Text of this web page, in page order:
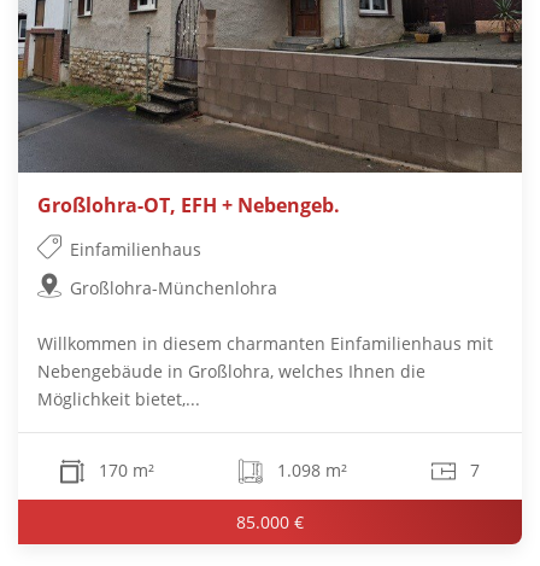
Großlohra-OT, EFH + Nebengeb.
Einfamilienhaus
Großlohra-Münchenlohra
Willkommen in diesem charmanten Einfamilienhaus mit
Nebengebäude in Großlohra, welches Ihnen die
Möglichkeit bietet,...
170 m² 1.098 m² 7
85.000 €